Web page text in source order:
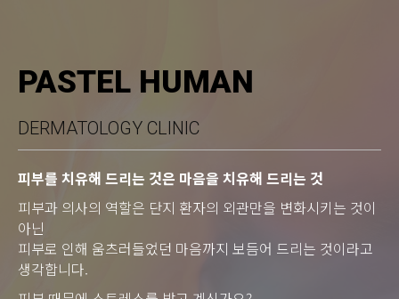
PASTEL HUMAN
DERMATOLOGY CLINIC
피부를 치유해 드리는 것은 마음을 치유해 드리는 것
피부과 의사의 역할은 단지 환자의 외관만을 변화시키는 것이
아닌
피부로 인해 움츠러들었던 마음까지 보듬어 드리는 것이라고
생각합니다.